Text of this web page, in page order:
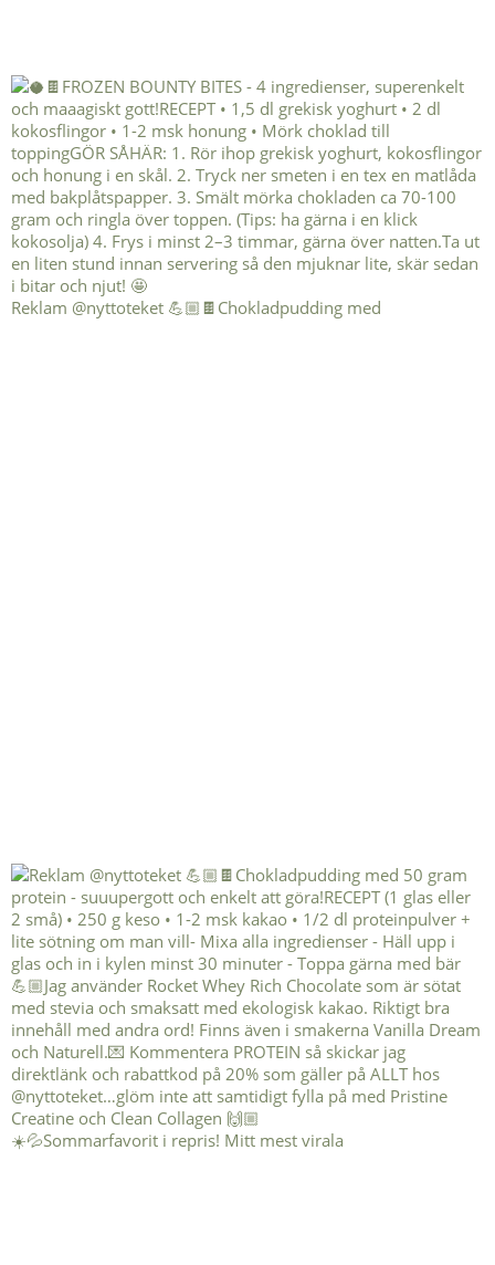
Reklam @nyttoteket 💪🏼🍫Chokladpudding med
☀️💦Sommarfavorit i repris! Mitt mest virala